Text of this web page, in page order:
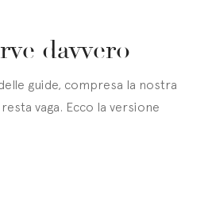
davvero
guide, compresa la nostra
vaga. Ecco la versione